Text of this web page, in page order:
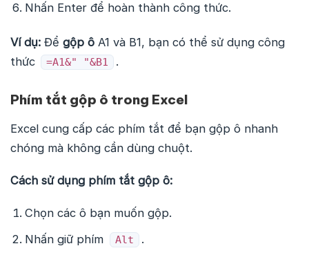
Nhấn Enter để hoàn thành công thức.
Ví dụ: Để gộp ô A1 và B1, bạn có thể sử dụng công
thức
=A1&" "&B1 .
Phím tắt gộp ô trong Excel
Excel cung cấp các phím tắt để bạn gộp ô nhanh
chóng mà không cần dùng chuột.
Cách sử dụng phím tắt gộp ô:
Chọn các ô bạn muốn gộp.
Nhấn giữ phím
Alt
.